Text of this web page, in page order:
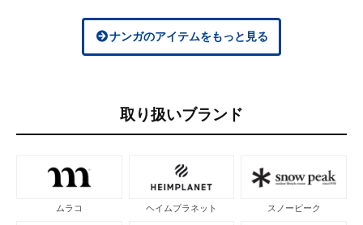
ナンガのアイテムをもっと見る
取り扱いブランド
ムラコ ヘイムプラネット スノーピーク